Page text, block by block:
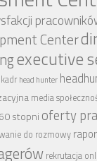
Center
executive
head hunter
media
stopni oferty
do rozmowy
rekrutacja